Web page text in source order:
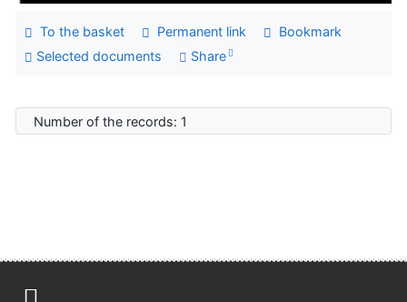
To the basket Permanent link
Bookmark
Selected documents
Share
Number of the records: 1